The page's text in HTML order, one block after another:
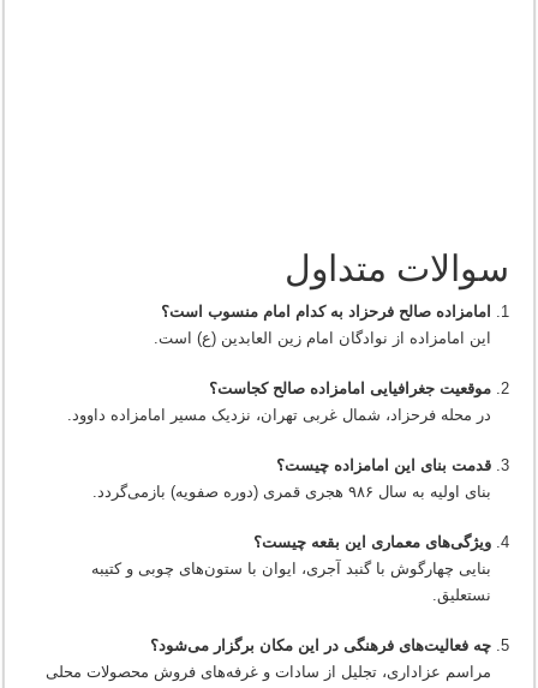
سوالات متداول
امامزاده صالح فرحزاد به کدام امام منسوب است؟
این امامزاده از نوادگان امام زین العابدین (ع) است.
موقعیت جغرافیایی امامزاده صالح کجاست؟
در محله فرحزاد، شمال غربی تهران، نزدیک مسیر امامزاده داوود.
قدمت بنای این امامزاده چیست؟
بنای اولیه به سال ۹۸۶ هجری قمری (دوره صفویه) بازمی‌گردد.
ویژگی‌های معماری این بقعه چیست؟
بنایی چهارگوش با گنبد آجری، ایوان با ستون‌های چوبی و کتیبه
نستعلیق.
چه فعالیت‌های فرهنگی در این مکان برگزار می‌شود؟
مراسم عزاداری، تجلیل از سادات و غرفه‌های فروش محصولات محلی